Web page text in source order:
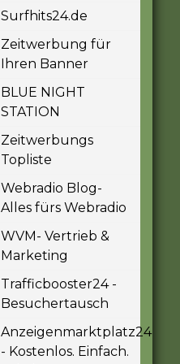
Surfhits24.de
Zeitwerbung für
Ihren Banner
BLUE NIGHT
STATION
Zeitwerbungs
Topliste
Webradio Blog-
Alles fürs Webradio
WVM- Vertrieb &
Marketing
Trafficbooster24 -
Besuchertausch
Anzeigenmarktplatz24
- Kostenlos. Einfach.